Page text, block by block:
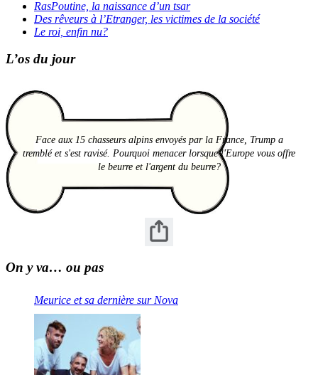
RasPoutine, la naissance d’un tsar
Des rêveurs à l’Etranger, les victimes de la société
Le roi, enfin nu?
L’os du jour
Face aux 15 chasseurs alpins envoyés par la France, Trump a
tremblé et s'est ravisé. Pourquoi menacer lorsque l'Europe vous offre
le beurre et l'argent du beurre?
On y va… ou pas
Meurice et sa dernière sur Nova